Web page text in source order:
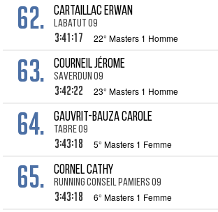
62. CARTAILLAC Erwan
Labatut 09
3:41:17 22° Masters 1 Homme
63. COURNEIL Jérome
Saverdun 09
3:42:22 23° Masters 1 Homme
64. GAUVRIT-BAUZA Carole
Tabre 09
3:43:18 5° Masters 1 Femme
65. CORNEL Cathy
Running Conseil Pamiers 09
3:43:18 6° Masters 1 Femme